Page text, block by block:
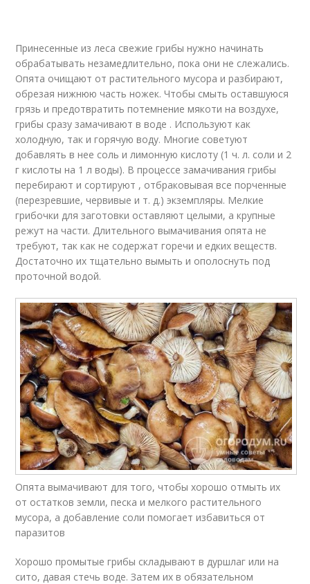
Принесенные из леса свежие грибы нужно начинать
обрабатывать незамедлительно, пока они не слежались.
Опята очищают от растительного мусора и разбирают,
обрезая нижнюю часть ножек. Чтобы смыть оставшуюся
грязь и предотвратить потемнение мякоти на воздухе,
грибы сразу замачивают в воде . Используют как
холодную, так и горячую воду. Многие советуют
добавлять в нее соль и лимонную кислоту (1 ч. л. соли и 2
г кислоты на 1 л воды). В процессе замачивания грибы
перебирают и сортируют , отбраковывая все порченные
(перезревшие, червивые и т. д.) экземпляры. Мелкие
грибочки для заготовки оставляют целыми, а крупные
режут на части. Длительного вымачивания опята не
требуют, так как не содержат горечи и едких веществ.
Достаточно их тщательно вымыть и ополоснуть под
проточной водой.
Опята вымачивают для того, чтобы хорошо отмыть их
от остатков земли, песка и мелкого растительного
мусора, а добавление соли помогает избавиться от
паразитов
Хорошо промытые грибы складывают в дуршлаг или на
сито, давая стечь воде. Затем их в обязательном